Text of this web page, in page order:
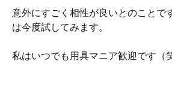
意外にすごく相性が良いとのことで
は今度試してみます。
私はいつでも用具マニア歓迎です（笑